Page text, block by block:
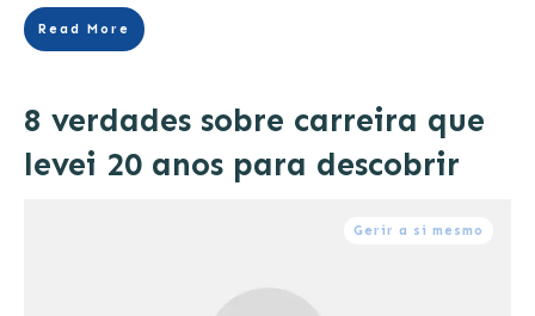
Read More
8 verdades sobre carreira que
levei 20 anos para descobrir
Gerir a si mesmo